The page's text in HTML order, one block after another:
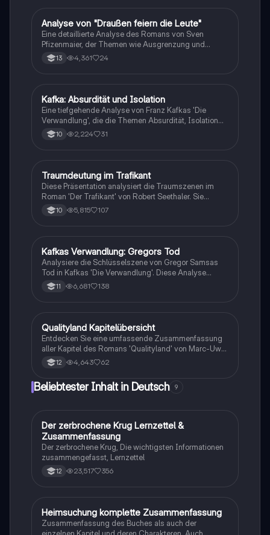
Prüfungen.
Deutsch
Analyse von "Draußen feiern die Leute"
Eine detaillierte Analyse des Romans von Sven
Pfizenmaier, der Themen wie Ausgrenzung und
magischen Realismus behandelt.
13 4,361 24
Deutsch
Kafka: Absurdität und Isolation
Eine tiefgehende Analyse von Franz Kafkas 'Die
Verwandlung', die die Themen Absurdität, Isolation
und Entfremdung beleuchtet. Erforschen Sie die
Figurenkonstellation der Familie Samsa und die
zentralen Motiven auseinandersetzen möchten.
10 2,224 31
Deutsch
Traumdeutung im Trafikant
Diese Präsentation analysiert die Traumszenen im
Roman 'Der Trafikant' von Robert Seethaler. Sie
beleuchtet die Verbindung zu Freuds Traumtheorie,
interpretiert zentrale Symbole und bietet einen
10 5,815 107
Deutsch
Kafkas Verwandlung: Gregors Tod
Analysiere die Schlüsselszene von Gregor Samsas
Tod in Kafkas 'Die Verwandlung'. Diese Analyse
umfasst die familiären Dynamiken, die Metamorphose
und die gesellschaftliche Kritik, die in dieser
11 6,681 138
Deutsch
Qualityland Kapitelübersicht
Entdecken Sie eine umfassende Zusammenfassung
aller Kapitel des Romans 'Qualityland' von Marc-Uwe
Kling. Diese Übersicht bietet Einblicke in die
Charaktere, zentrale Themen und die Handlung, um
das Verständnis des Buches zu erleichtern, selbst für
Leser ohne Vorkenntnisse.
12 4,643 62
Beliebtester Inhalt in Deutsch 9
Deutsch
Der zerbrochene Krug Lernzettel &
Zusammenfassung
Der zerbrochene Krug, Die wichtigsten Informationen
zusammengefasst, Lernzettel
12 23,517 356
Deutsch
Heimsuchung komplette Zusammenfassung
Zusammenfassung des Buches als auch der